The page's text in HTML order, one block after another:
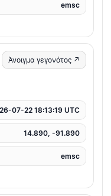
emsc
Άνοιγμα γεγονότος ↗
07-22 18:13:19 UTC
14.890, -91.890
emsc